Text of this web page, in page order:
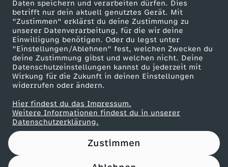
Daten speichern und verarbeiten dürfen. Dies
betrifft nur dein aktuell genutztes Gerät. Mit
"Zustimmen" erklärst du deine Zustimmung zu
unserer Datenverarbeitung, für die wir deine
Einwilligung benötigen. Oder du legst unter
"Einstellungen/Ablehnen" fest, welchen Zwecken du
deine Zustimmung gibst und welchen nicht. Deine
Datenschutzeinstellungen kannst du jederzeit mit
Wirkung für die Zukunft in deinen Einstellungen
widerrufen oder ändern.
Hier findest du das Impressum.
Weitere Informationen findest du in unserer
Datenschutzerklärung.
Zustimmen
u
s
d
e
r
Werbefernsehen
Mainzelmännchen
Partner